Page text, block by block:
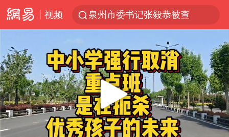
视频
泉州市委书记张毅恭被查
全球首个长时储能一体化产业园量产
台风白海豚或吞并鲸鱼 登陆地点更新
四川宜宾市高县4.9级地震致1人死亡
名创优品回应女子吐槽内裤质量差
中巨芯：上半年归母净利润1405.77万元